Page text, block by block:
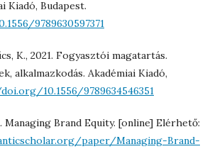
Kiadó, Budapest.
9789630597371
K., 2021. Fogyasztói magatartás.
alkalmazkodás. Akadémiai Kiadó,
10.1556/9789634546351
Managing Brand Equity. [online] Elérhető:
paper/Managing-Brand-